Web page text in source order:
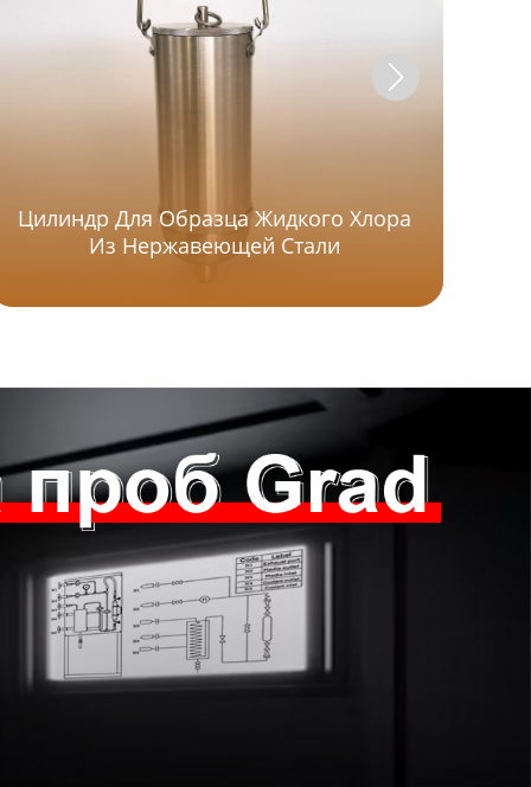
Цилиндр Для Образца Жидкого Хлора
Из Нержавеющей Стали